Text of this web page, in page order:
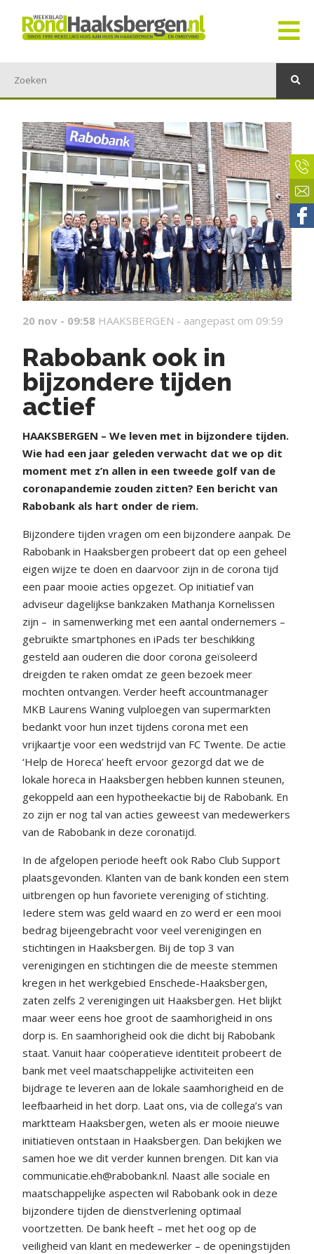
20 nov - 09:58 HAAKSBERGEN - aangepast om 09:59
Rabobank ook in
bijzondere tijden
actief
HAAKSBERGEN – We leven met in bijzondere tijden.
Wie had een jaar geleden verwacht dat we op dit
moment met z’n allen in een tweede golf van de
coronapandemie zouden zitten? Een bericht van
Rabobank als hart onder de riem.
Bijzondere tijden vragen om een bijzondere aanpak. De
Rabobank in Haaksbergen probeert dat op een geheel
eigen wijze te doen en daarvoor zijn in de corona tijd
een paar mooie acties opgezet. Op initiatief van
adviseur dagelijkse bankzaken Mathanja Kornelissen
zijn – in samenwerking met een aantal ondernemers –
gebruikte smartphones en iPads ter beschikking
gesteld aan ouderen die door corona geïsoleerd
dreigden te raken omdat ze geen bezoek meer
mochten ontvangen. Verder heeft accountmanager
MKB Laurens Waning vulploegen van supermarkten
bedankt voor hun inzet tijdens corona met een
vrijkaartje voor een wedstrijd van FC Twente. De actie
‘Help de Horeca’ heeft ervoor gezorgd dat we de
lokale horeca in Haaksbergen hebben kunnen steunen,
gekoppeld aan een hypotheekactie bij de Rabobank. En
zo zijn er nog tal van acties geweest van medewerkers
van de Rabobank in deze coronatijd.
In de afgelopen periode heeft ook Rabo Club Support
plaatsgevonden. Klanten van de bank konden een stem
uitbrengen op hun favoriete vereniging of stichting.
Iedere stem was geld waard en zo werd er een mooi
bedrag bijeengebracht voor veel verenigingen en
stichtingen in Haaksbergen. Bij de top 3 van
verenigingen en stichtingen die de meeste stemmen
kregen in het werkgebied Enschede-Haaksbergen,
zaten zelfs 2 verenigingen uit Haaksbergen. Het blijkt
maar weer eens hoe groot de saamhorigheid in ons
dorp is. En saamhorigheid ook die dicht bij Rabobank
staat. Vanuit haar coöperatieve identiteit probeert de
bank met veel maatschappelijke activiteiten een
bijdrage te leveren aan de lokale saamhorigheid en de
leefbaarheid in het dorp. Laat ons, via de collega’s van
marktteam Haaksbergen, weten als er mooie nieuwe
initiatieven ontstaan in Haaksbergen. Dan bekijken we
samen hoe we dit verder kunnen brengen. Dit kan via
communicatie.eh@rabobank.nl. Naast alle sociale en
maatschappelijke aspecten wil Rabobank ook in deze
bijzondere tijden de dienstverlening optimaal
voortzetten. De bank heeft – met het oog op de
veiligheid van klant en medewerker – de openingstijden